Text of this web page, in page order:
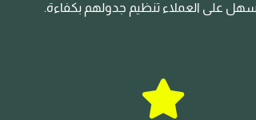
على العملاء تنظيم جدولهم بكفاءة.